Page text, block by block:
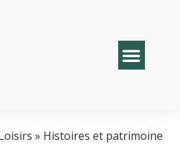
» Histoires et patrimoine